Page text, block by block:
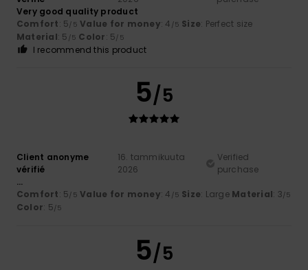
Very good quality product
Comfort: 5/5 Value for money: 4 /5 Size: Perfect size
Material: 5 /5 Color: 5/5
I recommend this product
5/5
Client anonyme
vérifié
16. tammikuuta
2026
Verified
purchase
...
Comfort: 5/5 Value for money: 4 /5 Size: Large Material: 3/5
Color: 5/5
5/5